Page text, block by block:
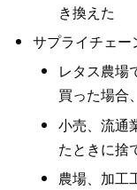
き換えた
サプライチェー
レタス農場
買った場合
小売、流通
たときに捨
農場、加工